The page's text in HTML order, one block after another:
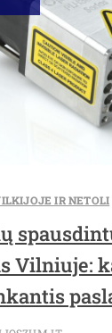
IR NETOLI
Vilniuje: